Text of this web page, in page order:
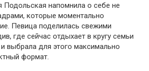
Подольская напомнила о себе не
которые моментально
Певица поделилась свежими
где сейчас отдыхает в кругу семьи
выбрала для этого максимально
формат.